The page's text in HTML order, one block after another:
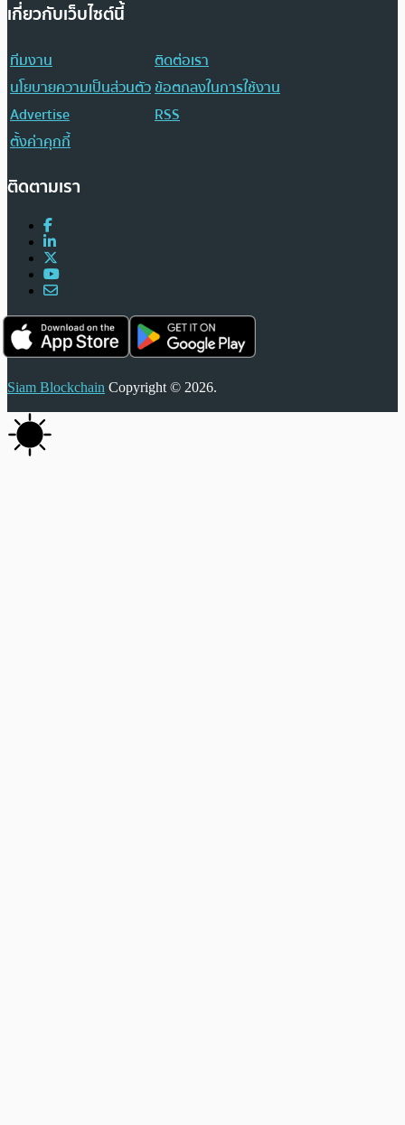
เกี่ยวกับเว็บไซต์นี้
ทีมงาน
ติดต่อเรา
นโยบายความเป็นส่วนตัวข้อตกลงในการใช้งาน
Advertise
RSS
ตั้งค่าคุกกี้
ติดตามเรา
Siam Blockchain Copyright © 2026.